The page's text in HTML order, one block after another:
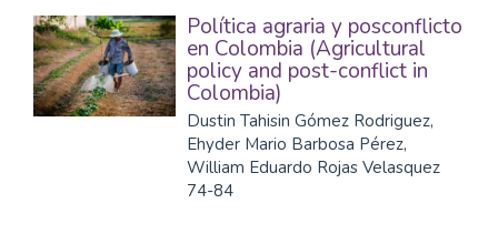
Política agraria y posconflicto
en Colombia (Agricultural
policy and post-conflict in
Colombia)
Dustin Tahisin Gómez Rodriguez,
Ehyder Mario Barbosa Pérez,
William Eduardo Rojas Velasquez
74-84